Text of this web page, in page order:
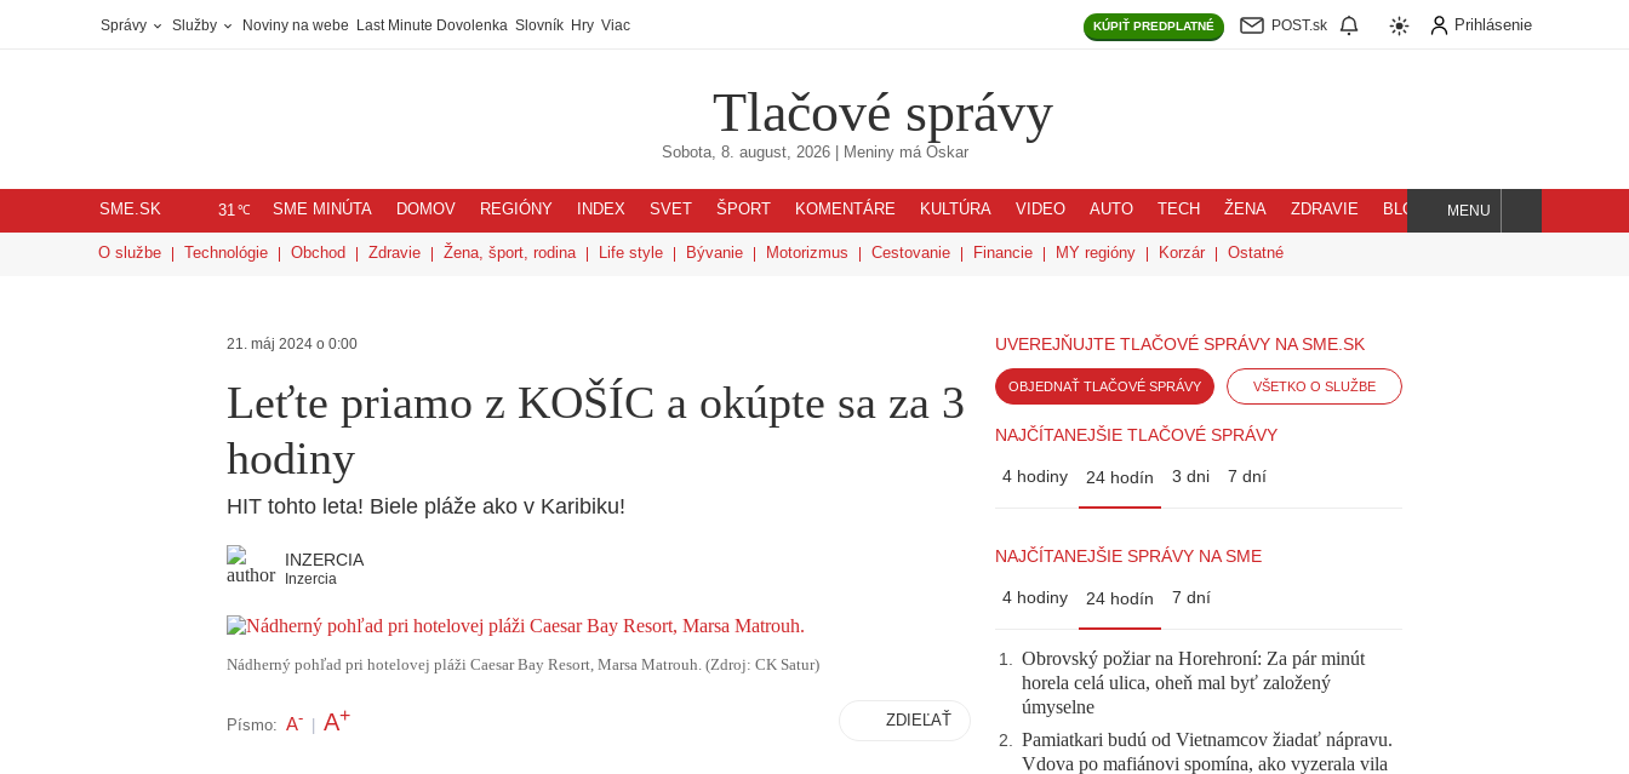
Správy Služby Noviny na webe Last Minute Dovolenka Slovník Hry Viac KÚPIŤ PREDPLATNÉ POST.sk Prihlásenie
Tlačové správy
Sobota, 8. august, 2026| Meniny má Oskar
SME.SK 31℃ SME MINÚTA DOMOV REGIÓNY INDEX SVET ŠPORT KOMENTÁRE KULTÚRA VIDEO AUTO TECH ŽENA ZDRAVIE BLOG
Hľadaj
MENU
O službe Technológie Obchod Zdravie Žena, šport, rodina Life style Bývanie Motorizmus Cestovanie Financie MY regióny Korzár Ostatné
21. máj 2024 o 0:00
Leťte priamo z KOŠÍC a okúpte sa za 3
hodiny
HIT tohto leta! Biele pláže ako v Karibiku!
INZERCIA
Inzercia
Nádherný pohľad pri hotelovej pláži Caesar Bay Resort, Marsa Matrouh. (Zdroj: CK Satur)
Písmo: A- A+ ZDIEĽAŤ
UVEREJŇUJTE TLAČOVÉ SPRÁVY NA SME.SK
OBJEDNAŤ TLAČOVÉ SPRÁVY VŠETKO O SLUŽBE
NAJČÍTANEJŠIE TLAČOVÉ SPRÁVY
4 hodiny 24 hodín 3 dni 7 dní
NAJČÍTANEJŠIE SPRÁVY NA SME
4 hodiny 24 hodín 7 dní
1. Obrovský požiar na Horehroní: Za pár minút
horela celá ulica, oheň mal byť založený
úmyselne
2. Pamiatkari budú od Vietnamcov žiadať nápravu.
Vdova po mafiánovi spomína, ako vyzerala vila